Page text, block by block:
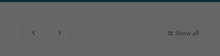
Show all